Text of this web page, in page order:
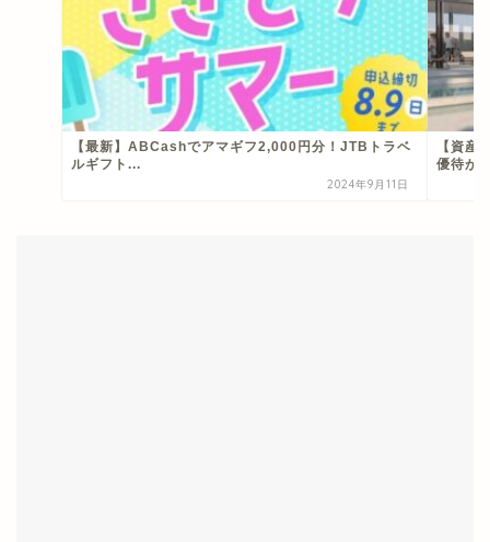
【最新】ABCashでアマギフ2,000円分！JTBトラベ
ルギフト...
2024年9月11日
【資産
優待が